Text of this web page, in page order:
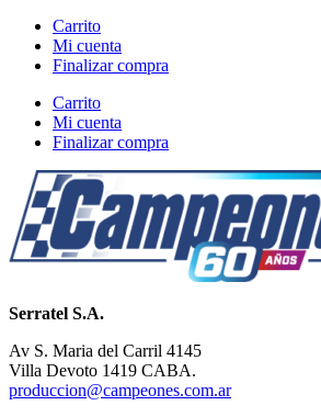
Carrito
Mi cuenta
Finalizar compra
Carrito
Mi cuenta
Finalizar compra
Serratel S.A.
Av S. Maria del Carril 4145
Villa Devoto 1419 CABA.
produccion@campeones.com.ar